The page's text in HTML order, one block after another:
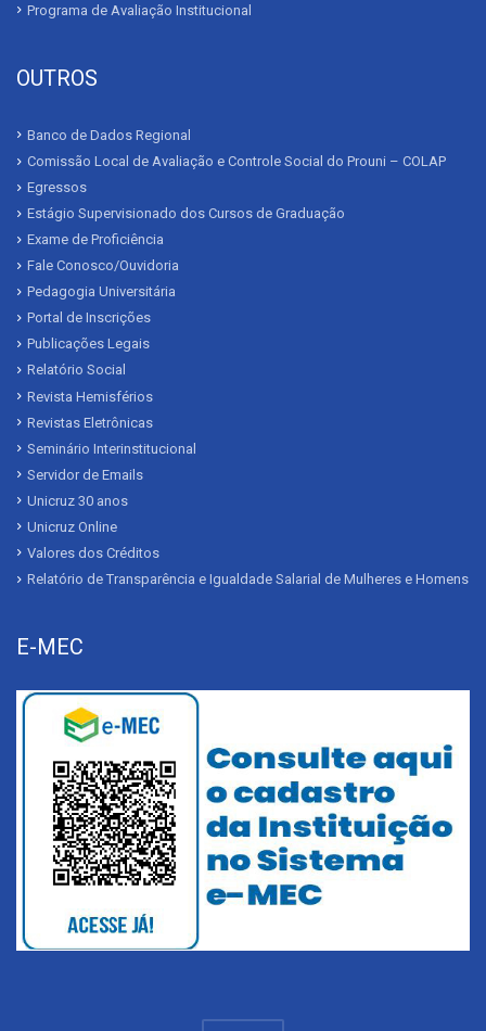
Programa de Avaliação Institucional
OUTROS
Banco de Dados Regional
Comissão Local de Avaliação e Controle Social do Prouni – COLAP
Egressos
Estágio Supervisionado dos Cursos de Graduação
Exame de Proficiência
Fale Conosco/Ouvidoria
Pedagogia Universitária
Portal de Inscrições
Publicações Legais
Relatório Social
Revista Hemisférios
Revistas Eletrônicas
Seminário Interinstitucional
Servidor de Emails
Unicruz 30 anos
Unicruz Online
Valores dos Créditos
Relatório de Transparência e Igualdade Salarial de Mulheres e Homens
E-MEC